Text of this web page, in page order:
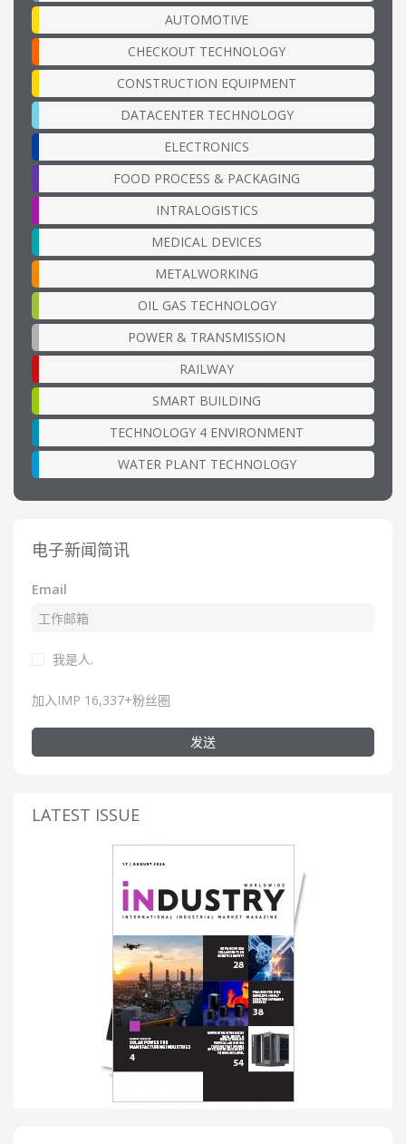
AUTOMOTIVE
CHECKOUT TECHNOLOGY
CONSTRUCTION EQUIPMENT
DATACENTER TECHNOLOGY
ELECTRONICS
FOOD PROCESS & PACKAGING
INTRALOGISTICS
MEDICAL DEVICES
METALWORKING
OIL GAS TECHNOLOGY
POWER & TRANSMISSION
RAILWAY
SMART BUILDING
TECHNOLOGY 4 ENVIRONMENT
WATER PLANT TECHNOLOGY
电子新闻简讯
Email
我是人.
加入IMP 16,337+粉丝圈
发送
LATEST ISSUE